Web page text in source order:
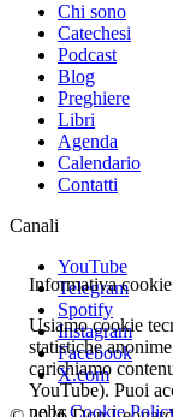
Chi sono
Catechesi
Podcast
Blog
Preghiere
Libri
Agenda
Calendario
Contatti
Canali
YouTube
Telegram
Spotify
Instagram
Facebook
X.com
Informativa cookie
Usiamo cookie
statistiche
carichiamo
YouTube). Puoi
nellaCookie